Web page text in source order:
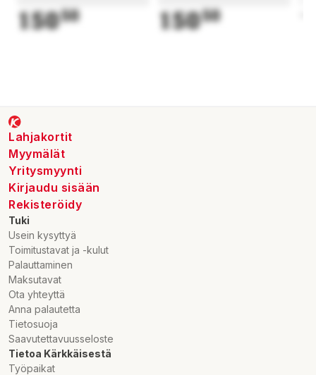
15050 15050
Lahjakortit
Myymälät
Yritysmyynti
Kirjaudu sisään
Rekisteröidy
Tuki
Usein kysyttyä
Toimitustavat ja -kulut
Palauttaminen
Maksutavat
Ota yhteyttä
Anna palautetta
Tietosuoja
Saavutettavuusseloste
Tietoa Kärkkäisestä
Työpaikat